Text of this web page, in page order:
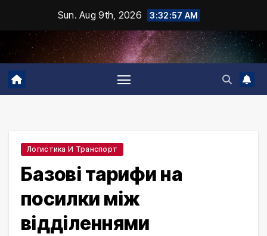
content
Sun. Aug 9th, 2026 3:32:58 AM
Логистика И Транспорт
Базові тарифи на
посилки між
відділеннями